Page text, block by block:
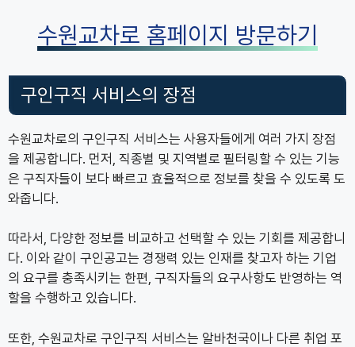
수원교차로 홈페이지 방문하기
구인구직 서비스의 장점
수원교차로의 구인구직 서비스는 사용자들에게 여러 가지 장점
을 제공합니다. 먼저, 직종별 및 지역별로 필터링할 수 있는 기능
은 구직자들이 보다 빠르고 효율적으로 정보를 찾을 수 있도록 도
와줍니다.
따라서, 다양한 정보를 비교하고 선택할 수 있는 기회를 제공합니
다. 이와 같이 구인공고는 경쟁력 있는 인재를 찾고자 하는 기업
의 요구를 충족시키는 한편, 구직자들의 요구사항도 반영하는 역
할을 수행하고 있습니다.
또한, 수원교차로 구인구직 서비스는 알바천국이나 다른 취업 포